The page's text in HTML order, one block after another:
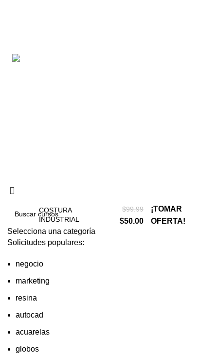
COSTURA
INDUSTRIAL
$99.99
$50.00
¡TOMAR
OFERTA!
Selecciona una categoría
Solicitudes populares:
negocio
marketing
resina
autocad
acuarelas
globos